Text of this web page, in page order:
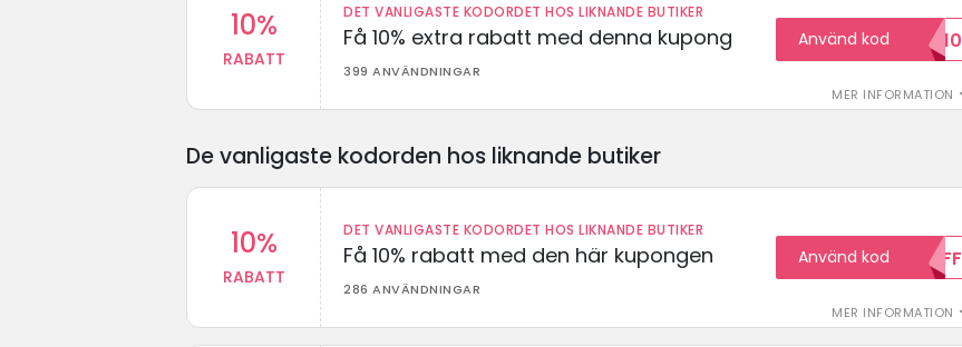
10%
RABATT
DET VANLIGASTE KODORDET HOS LIKNANDE BUTIKER
Få 10% extra rabatt med denna kupong
399 ANVÄNDNINGAR
MER INFORMATION
Använd kod
VILKOMMEN10
De vanligaste kodorden hos liknande butiker
10%
RABATT
DET VANLIGASTE KODORDET HOS LIKNANDE BUTIKER
Få 10% rabatt med den här kupongen
286 ANVÄNDNINGAR
MER INFORMATION
Använd kod 10OFF